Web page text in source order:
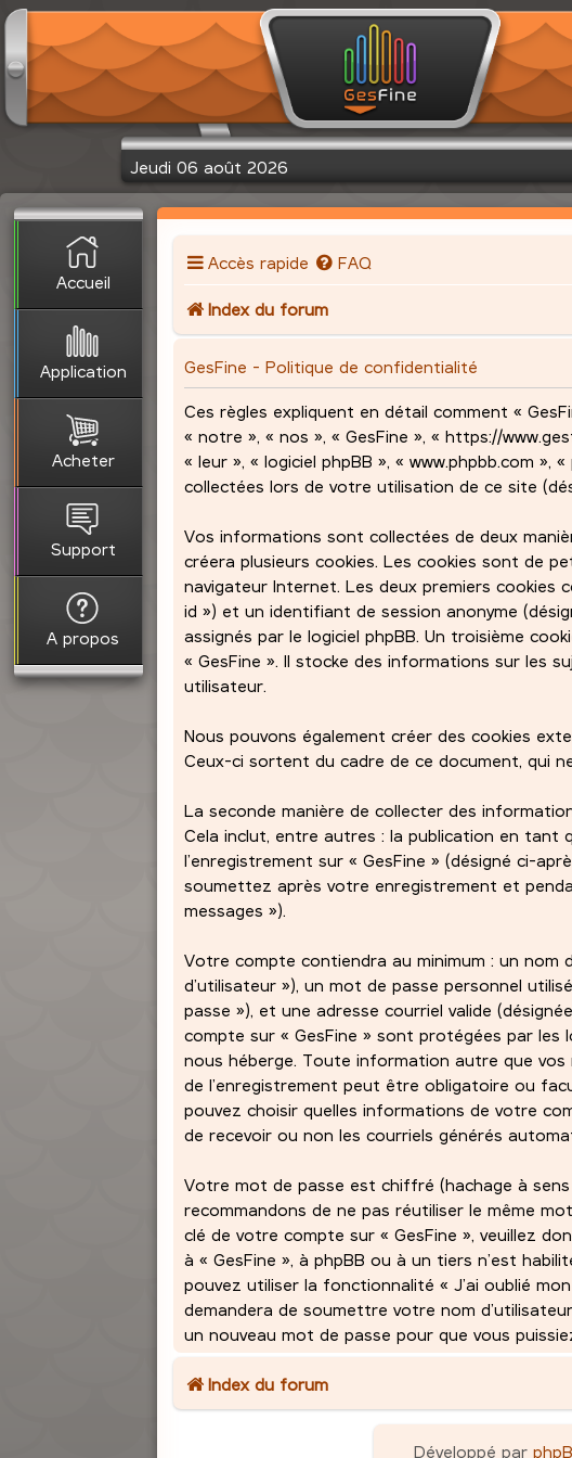
Jeudi 06 août 2026
Accueil
Application
Acheter
Support
A propos
Accès rapide FAQ
Index du forum
GesFine - Politique de confidentialité
Ces règles expliquent en détail comment «
« notre », « nos », « GesFine », « https://
« leur », « logiciel phpBB », « www.phpbb.com
collectées lors de votre utilisation de ce site
Vos informations sont collectées de deux
créera plusieurs cookies. Les cookies sont de
navigateur Internet. Les deux premiers
id ») et un identifiant de session anonyme
assignés par le logiciel phpBB. Un troisième
« GesFine ». Il stocke des informations sur les
utilisateur.
Nous pouvons également créer des cookies
Ceux-ci sortent du cadre de ce document, qui
La seconde manière de collecter des
Cela inclut, entre autres : la publication en tant
l’enregistrement sur « GesFine » (désigné ci-
soumettez après votre enregistrement et
messages »).
Votre compte contiendra au minimum : un nom
d’utilisateur »), un mot de passe personnel
passe »), et une adresse courriel valide
compte sur « GesFine » sont protégées par les
nous héberge. Toute information autre que vos
de l’enregistrement peut être obligatoire ou
pouvez choisir quelles informations de votre
de recevoir ou non les courriels générés
Votre mot de passe est chiffré (hachage à
recommandons de ne pas réutiliser le même
clé de votre compte sur « GesFine », veuillez
à « GesFine », à phpBB ou à un tiers n’est
pouvez utiliser la fonctionnalité « J’ai oublié
demandera de soumettre votre nom
un nouveau mot de passe pour que vous
Index du forum
Développé par